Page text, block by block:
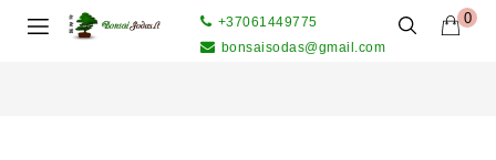
0
+37061449775
bonsaisodas@gmail.com